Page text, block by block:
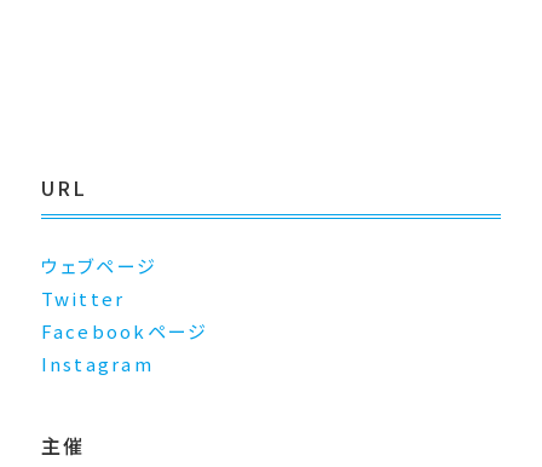
URL
ウェブページ
Twitter
Facebookページ
Instagram
主催